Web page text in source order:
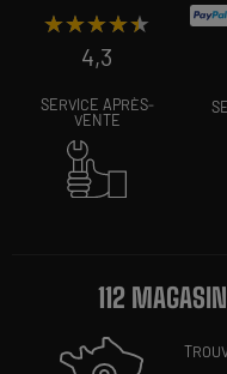
★★★★★
★★★★★
4,3
SERVICE APRÈS-
VENTE
112